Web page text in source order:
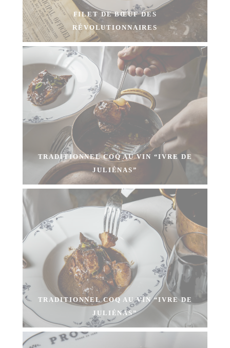
FILET DE BŒUF DES
RÉVOLUTIONNAIRES
TRADITIONNEL COQ AU VIN “IVRE DE
JULIÉNAS”
TRADITIONNEL COQ AU VIN “IVRE DE
JULIÉNAS”